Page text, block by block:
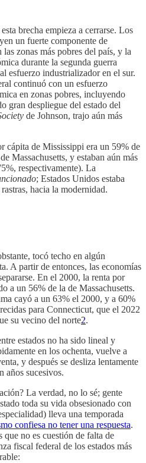
brecha empieza a cerrarse. Los
un fuerte componente de
zonas más pobres del país, y la
durante la segunda guerra
esfuerzo industrializador en el sur.
continuó con un esfuerzo
en zonas pobres, incluyendo
gran despliegue del estado del
de Johnson, trajo aún más
cápita de Mississippi era un 59% de
Massachusetts, y estaban aún más
respectivamente). La
; Estados Unidos estaba
hacia la modernidad.
tocó techo en algún
A partir de entonces, las economías
En el 2000, la renta por
a un 56% de la de Massachusetts.
cayó a un 63% el 2000, y a 60%
para Connecticut, que el 2022
su vecino del norte2.
estados no ha sido lineal y
en los ochenta, vuelve a
y después se desliza lentamente
años sucesivos.
La verdad, no lo sé; gente
toda su vida obsesionado con
lleva una temporada
confiesa no tener una respuesta.
que no es cuestión de falta de
fiscal federal de los estados más